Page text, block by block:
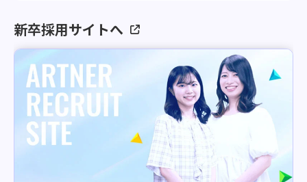
新卒採用サイトへ